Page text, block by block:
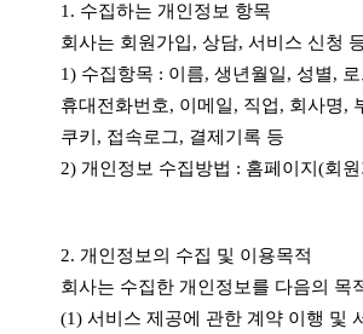
1. 수집하는 개인정보 항목
회사는 회원가입, 상담, 서비스 신청
1) 수집항목 : 이름, 생년월일, 성별,
휴대전화번호, 이메일, 직업, 회사명,
쿠키, 접속로그, 결제기록 등
2) 개인정보 수집방법 : 홈페이지(회
2. 개인정보의 수집 및 이용목적
회사는 수집한 개인정보를 다음의 목
(1) 서비스 제공에 관한 계약 이행 및